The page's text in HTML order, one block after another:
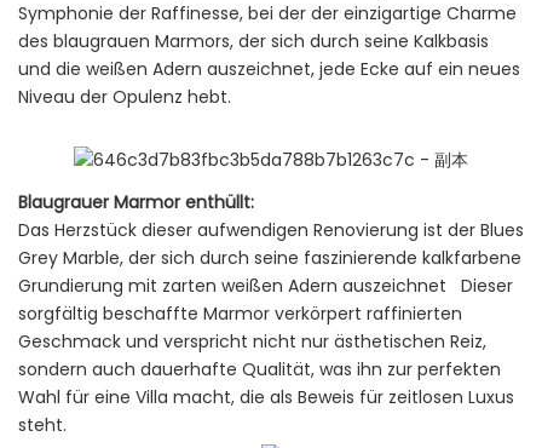
Symphonie der Raffinesse, bei der der einzigartige Charme
des blaugrauen Marmors, der sich durch seine Kalkbasis
und die weißen Adern auszeichnet, jede Ecke auf ein neues
Niveau der Opulenz hebt.
Blaugrauer Marmor enthüllt:
Das Herzstück dieser aufwendigen Renovierung ist der Blues
Grey Marble, der sich durch seine faszinierende kalkfarbene
Grundierung mit zarten weißen Adern auszeichnet Dieser
sorgfältig beschaffte Marmor verkörpert raffinierten
Geschmack und verspricht nicht nur ästhetischen Reiz,
sondern auch dauerhafte Qualität, was ihn zur perfekten
Wahl für eine Villa macht, die als Beweis für zeitlosen Luxus
steht.